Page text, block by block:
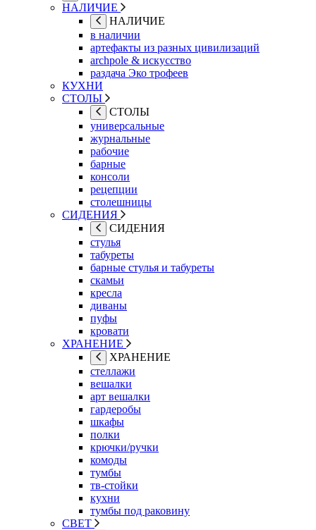
НАЛИЧИЕ
НАЛИЧИЕ
в наличии
артефакты из разных цивилизаций
archpole & искусство
раздача Эко трофеев
КУХНИ
СТОЛЫ
СТОЛЫ
универсальные
журнальные
рабочие
барные
консоли
рецепции
столешницы
СИДЕНИЯ
СИДЕНИЯ
стулья
табуреты
барные стулья и табуреты
скамьи
кресла
диваны
пуфы
кровати
ХРАНЕНИЕ
ХРАНЕНИЕ
стеллажи
вешалки
арт вешалки
гардеробы
шкафы
полки
крючки/ручки
комоды
тумбы
тв-стойки
кухни
тумбы под раковину
СВЕТ